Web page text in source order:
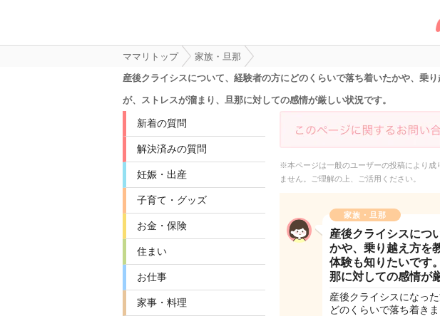
ママリトップ
家族・旦那
産後クライシスについて、経験者の方にどのくらいで落ち着いたかや、乗
が、ストレスが溜まり、旦那に対しての感情が厳しい状況です。
新着の質問
解決済みの質問
妊娠・出産
子育て・グッズ
お金・保険
住まい
お仕事
家事・料理
※本ページは一般のユーザーの投稿により成
ません。ご理解の上、ご活用ください。
家族・旦那
産後クライシスにつ
かや、乗り越え方を
体験も知りたいです
那に対しての感情が
産後クライシスになっ
どのくらいで落ち着き